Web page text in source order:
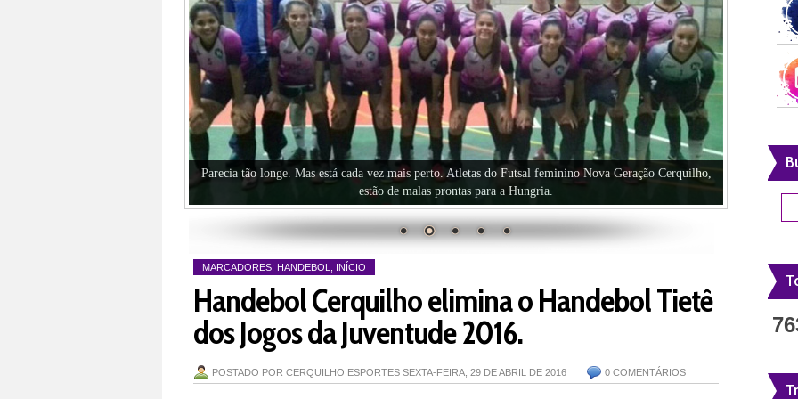
Parecia tão longe. Mas está cada vez mais perto. Atletas do Futsal feminino Nova Geração Cerquilho,
estão de malas prontas para a Hungria.
MARCADORES: HANDEBOL INÍCIO
Handebol Cerquilho elimina o Handebol Tietê
dos Jogos da Juventude 2016.
POSTADO POR CERQUILHO ESPORTES SEXTA-FEIRA, 29 DE ABRIL DE 2016 0 COMENTÁRIOS